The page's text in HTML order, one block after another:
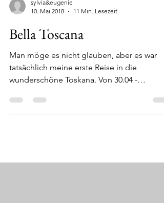
10. Mai 2018
11 Min. Lesezeit
Bella Toscana
Man möge es nicht glauben, aber es war
wunderschöne Toskana. Von 30.04 -
09.05.2018 erkundete ich...